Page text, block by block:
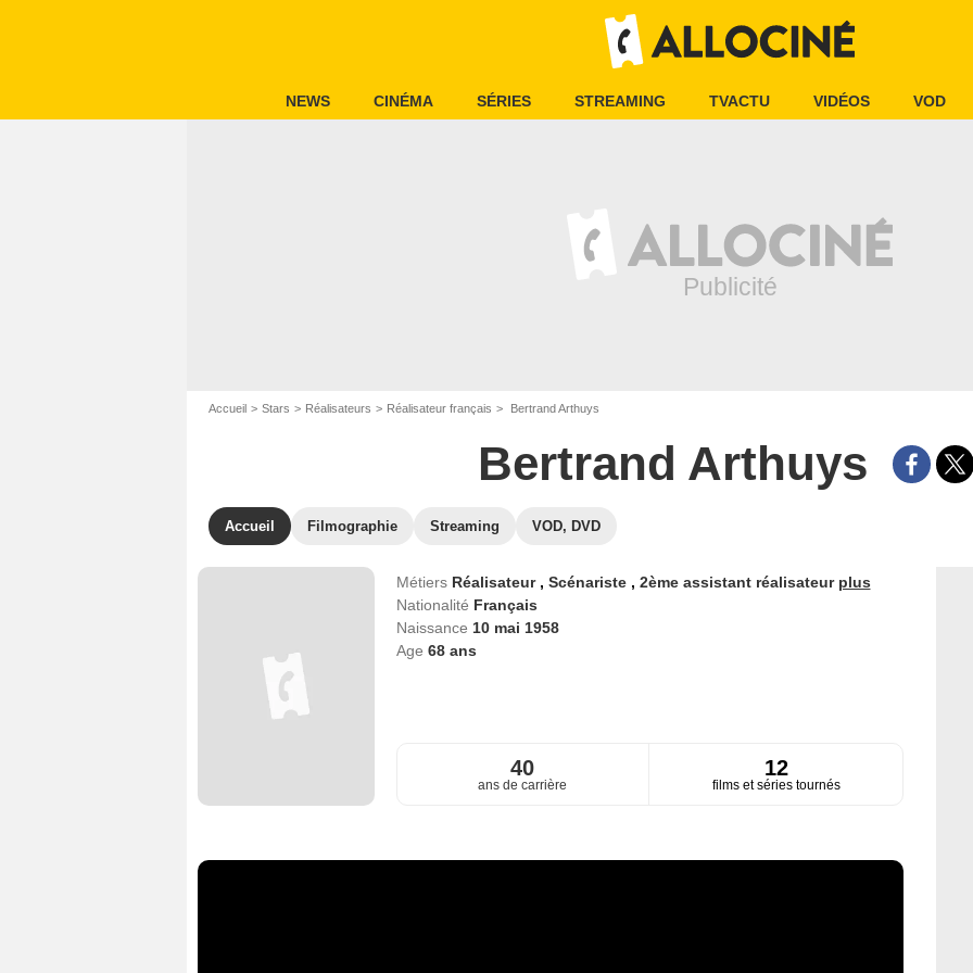
NEWS CINÉMA SÉRIES STREAMING TVACTU VIDÉOS VOD
Accueil Stars Réalisateurs Réalisateur français Bertrand Arthuys
Bertrand Arthuys
Accueil Filmographie Streaming VOD, DVD
Métiers Réalisateur , Scénariste , 2ème assistant réalisateur plus
Nationalité Français
Naissance 10 mai 1958
Age 68ans
40
ans de carrière
12
films et séries tournés